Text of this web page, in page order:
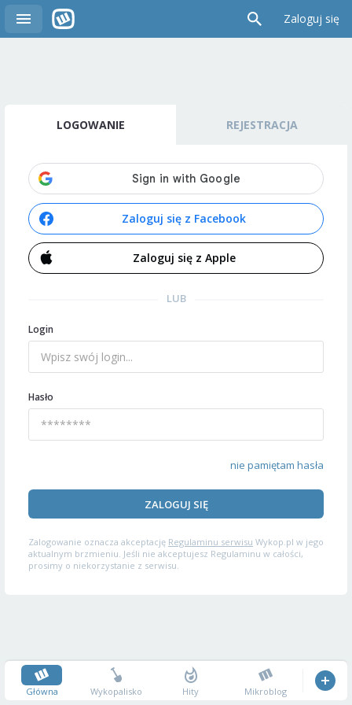
Zaloguj się
LOGOWANIE REJESTRACJA
Zaloguj się z Facebook
Zaloguj się z Apple
LUB
Login
Hasło
nie pamiętam hasła
ZALOGUJ SIĘ
Zalogowanie oznacza akceptację Regulaminu serwisu Wykop.pl w jego
aktualnym brzmieniu. Jeśli nie akceptujesz Regulaminu w całości,
prosimy o niekorzystanie z serwisu.
Główna Wykopalisko Hity Mikroblog